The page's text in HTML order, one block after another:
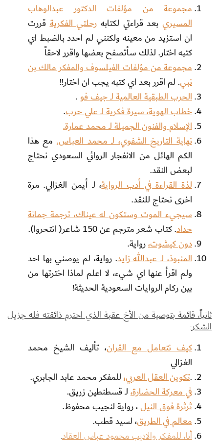
مجموعة من مؤلفات الدكتور عبدالوهاب
المسيريبعد قراءتي لكتابهرحلتي الفكريةقررت
ان استزيد من معينه ولكنني لم احدد بالضبط اي
كتبه اختار. لذلك سأتصفح بعضها واقرر لاحقاً
مجموعة من مؤلفات الفيلسوف والمفكر مالك بن
نبي. لم اقرر بعد اي كتبه يجب ان اختار!!
الحرب الطبقية العالمية لـ جيف فو.
خطاب الهوية، سيرة فكرية لـ علي حرب.
الإسلام والفنون الجميلة لـ محمد عمارة.
نهاية التاريخ الشفوي، لـ محمد العباس. مع هذا
الكم الهائل من الانفجار الروائي السعودي نحتاج
لبعض النقد.
لذة القراءة في أدب الرواية، لـ أيمن الغزالي. مرة
اخرى نحتاج للنقد.
سيجيء الموت وستكون له عيناك، ترجمة جمانة
حداد. كتاب شعر مترجم عن 150 شاعر( انتحروا).
دون كيشوت،رواية.
المنبوذ، لـ عبدالله زايد. رواية، لم يوصني بها احد
ولم اقرأ عنها اي شيء، لا اعلم لماذا اخترتها من
بين ركام الروايات السعودية الحديثة!
ثانياً، قائمة بتوصية من الأخ عقبة الذي احترم ذائقته فله جزيل
الشكر:
كيف نتعامل مع القران، تأليف الشيخ محمد
الغزالي
.تكوين العقل العربي،للمفكر محمد عابد الجابري.
في معركة الحضارة،لـ قسطنطين زريق.
ثرثرة فوق النيل، رواية لنجيب محفوظ.
معالم في الطريق، لسيد قطب.
أنا، للمفكر والاديب محمود عباس العقاد.